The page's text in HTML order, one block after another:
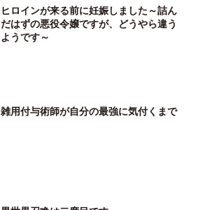
ヒロインが来る前に妊娠しました～詰ん
だはずの悪役令嬢ですが、どうやら違う
ようです～
雑用付与術師が自分の最強に気付くまで